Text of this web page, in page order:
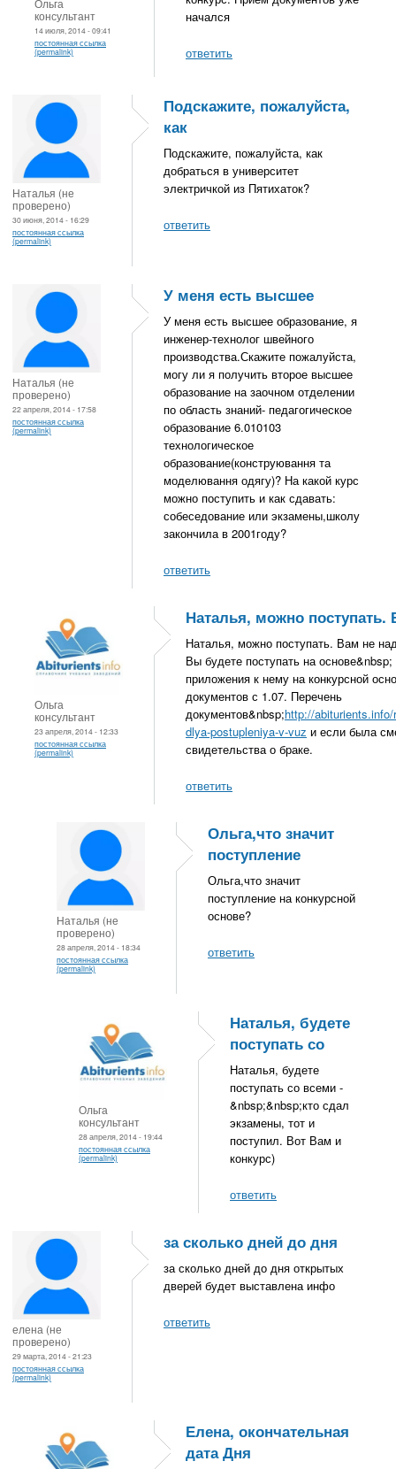
Ольга
консультант
14 июля, 2014 - 09:41
постоянная ссылка
(permalink)
начался
ответить
Наталья (не
проверено)
30 июня, 2014 - 16:29
постоянная ссылка
(permalink)
Подскажите, пожалуйста,
как
Подскажите, пожалуйста, как
добраться в университет
электричкой из Пятихаток?
ответить
Наталья (не
проверено)
22 апреля, 2014 - 17:58
постоянная ссылка
(permalink)
У меня есть высшее
У меня есть высшее образование, я
инженер-технолог швейного
производства.Скажите пожалуйста,
могу ли я получить второе высшее
образование на заочном отделении
по область знаний- педагогическое
образование 6.010103
технологическое
образование(конструювання та
моделювання одягу)? На какой курс
можно поступить и как сдавать:
собеседование или экзамены,школу
закончила в 2001году?
ответить
Ольга
консультант
23 апреля, 2014 - 12:33
постоянная ссылка
(permalink)
Наталья, можно поступать.
Наталья, можно поступать. Вам не
Вы будете поступать на
приложения к нему на конкурсной
документов с 1.07. Перечень
документов&nbsp;http://
dlya-postupleniya-v-vuz и если была
свидетельства о браке.
ответить
Наталья (не
проверено)
28 апреля, 2014 - 18:34
постоянная ссылка
(permalink)
Ольга,что значит
поступление
Ольга,что значит
поступление на конкурсной
основе?
ответить
Ольга
консультант
28 апреля, 2014 - 19:44
постоянная ссылка
(permalink)
Наталья, будете
поступать со
Наталья, будете
поступать со всеми -
&nbsp;&nbsp;кто сдал
экзамены, тот и
поступил. Вот Вам и
конкурс)
ответить
елена (не
проверено)
29 марта, 2014 - 21:23
постоянная ссылка
(permalink)
за сколько дней до дня
за сколько дней до дня открытых
дверей будет выставлена инфо
ответить
Елена, окончательная
дата Дня